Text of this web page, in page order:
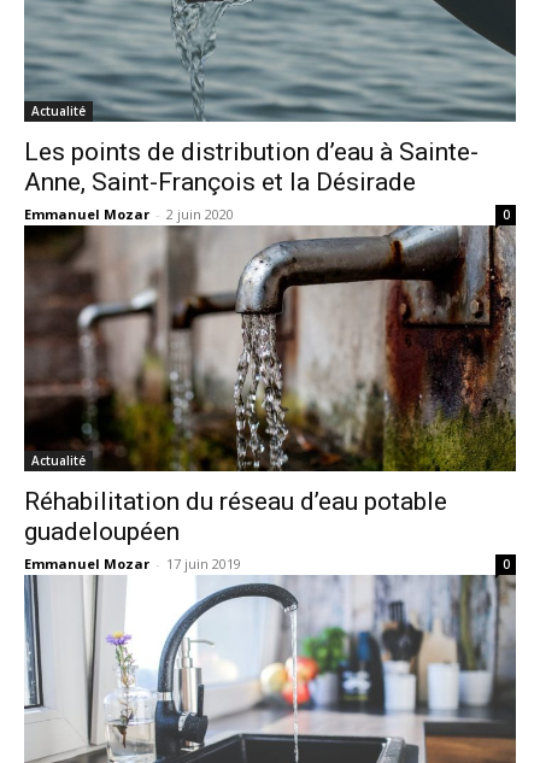
Actualité
Les points de distribution d’eau à Sainte-
Anne, Saint-François et la Désirade
Emmanuel Mozar - 2 juin 2020 0
Actualité
Réhabilitation du réseau d’eau potable
guadeloupéen
Emmanuel Mozar - 17 juin 2019 0